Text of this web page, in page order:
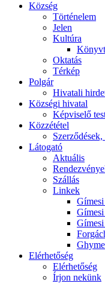
Község
Történelem
Jelen
Kultúra
Oktatás
Térkép
Polgár
Hivatali
Községi hivatal
Képviselő
Közzététel
Látogató
Aktuális
Szállás
Linkek
Elérhetőség
Elérhetőség
Írjon nekünk